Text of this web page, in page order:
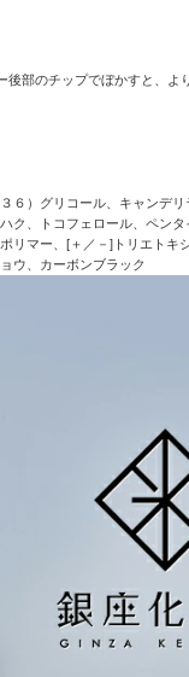
後部のチップでぼかすと、よ
６）グリコール、キャンデ
ク、トコフェロール、ペン
リマー、[＋／－]トリエトキ
ウ、カーボンブラック